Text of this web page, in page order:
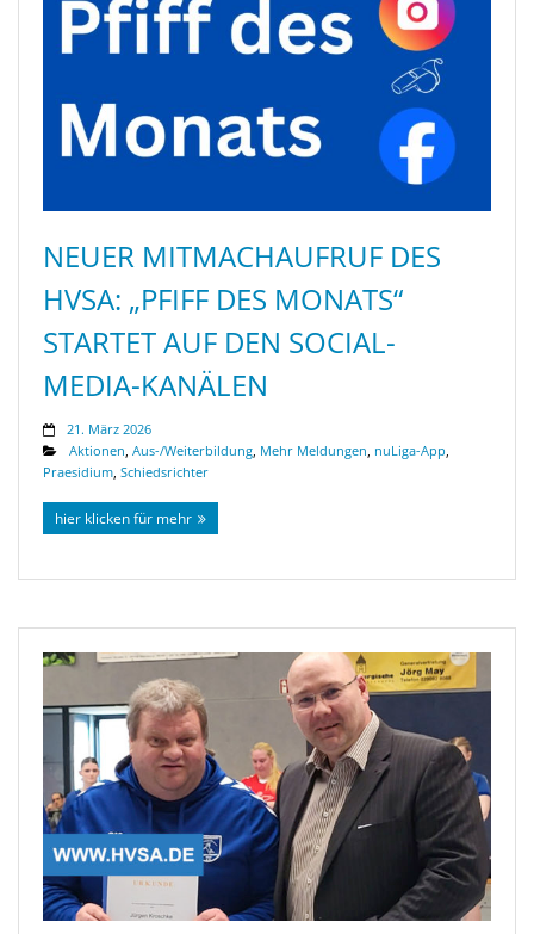
NEUER MITMACHAUFRUF DES
HVSA: „PFIFF DES MONATS“
STARTET AUF DEN SOCIAL-
MEDIA-KANÄLEN
21. März 2026
Aktionen Aus-/Weiterbildung Mehr Meldungen nuLiga-App
Praesidium Schiedsrichter
hier klicken für mehr